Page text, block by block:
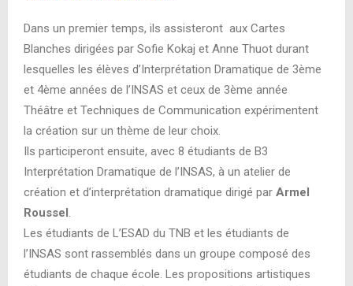
Dans un premier temps, ils assisteront aux Cartes
Blanches dirigées par Sofie Kokaj et Anne Thuot durant
lesquelles les élèves d’Interprétation Dramatique de 3ème
et 4ème années de l’INSAS et ceux de 3ème année
Théâtre et Techniques de Communication expérimentent
la création sur un thème de leur choix.
Ils participeront ensuite, avec 8 étudiants de B3
Interprétation Dramatique de l’INSAS, à un atelier de
création et d’interprétation dramatique dirigé par Armel
Roussel.
Les étudiants de L’ESAD du TNB et les étudiants de
l’INSAS sont rassemblés dans un groupe composé des
étudiants de chaque école. Les propositions artistiques